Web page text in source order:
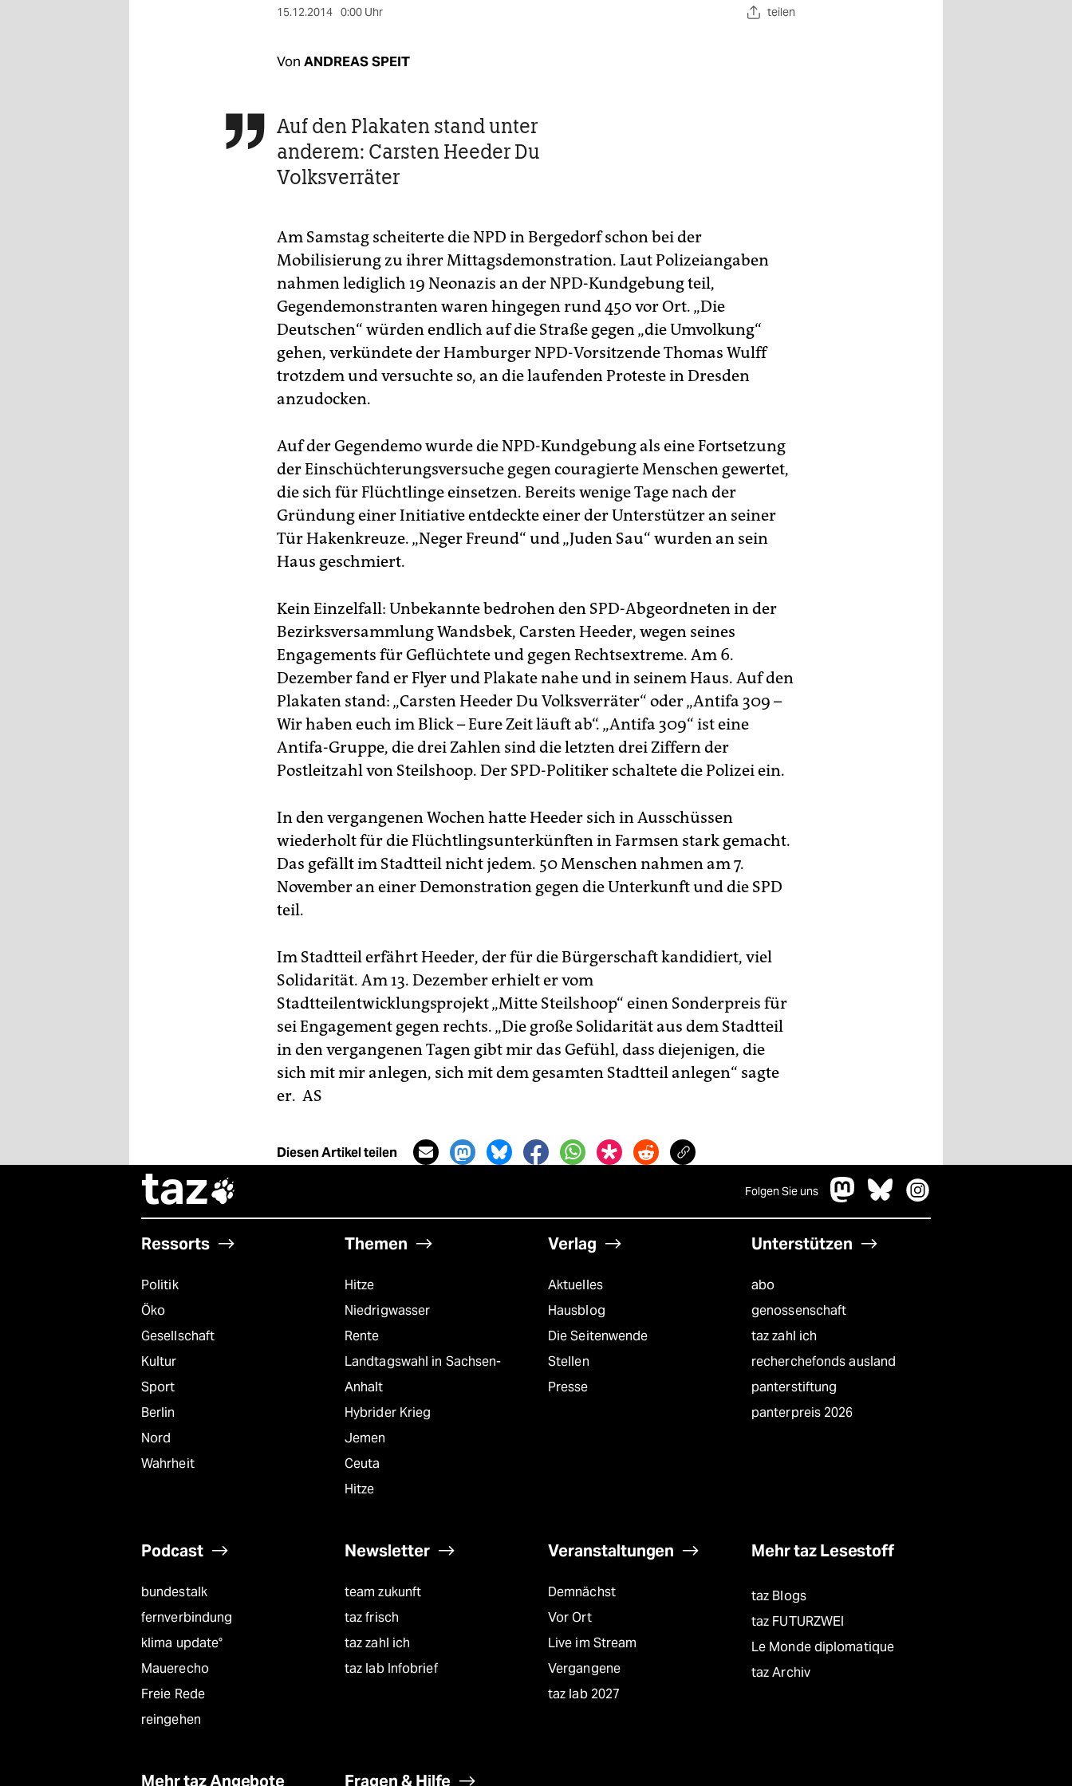
15.12.2014 0:00 Uhr teilen
Von ANDREAS SPEIT
 Auf den Plakaten stand unter
anderem: Carsten Heeder Du
Volksverräter
Am Samstag scheiterte die NPD in Bergedorf schon bei der
Mobilisierung zu ihrer Mittagsdemonstration. Laut Polizeiangaben
nahmen lediglich 19 Neonazis an der NPD-Kundgebung teil,
Gegendemonstranten waren hingegen rund 450 vor Ort. „Die
Deutschen“ würden endlich auf die Straße gegen „die Umvolkung“
gehen, verkündete der Hamburger NPD-Vorsitzende Thomas Wulff
trotzdem und versuchte so, an die laufenden Proteste in Dresden
anzudocken.
Auf der Gegendemo wurde die NPD-Kundgebung als eine Fortsetzung
der Einschüchterungsversuche gegen couragierte Menschen gewertet,
die sich für Flüchtlinge einsetzen. Bereits wenige Tage nach der
Gründung einer Initiative entdeckte einer der Unterstützer an seiner
Tür Hakenkreuze. „Neger Freund“ und „Juden Sau“ wurden an sein
Haus geschmiert.
Kein Einzelfall: Unbekannte bedrohen den SPD-Abgeordneten in der
Bezirksversammlung Wandsbek, Carsten Heeder, wegen seines
Engagements für Geflüchtete und gegen Rechtsextreme. Am 6.
Dezember fand er Flyer und Plakate nahe und in seinem Haus. Auf den
Plakaten stand: „Carsten Heeder Du Volksverräter“ oder „Antifa 309 –
Wir haben euch im Blick – Eure Zeit läuft ab“. „Antifa 309“ ist eine
Antifa-Gruppe, die drei Zahlen sind die letzten drei Ziffern der
Postleitzahl von Steilshoop. Der SPD-Politiker schaltete die Polizei ein.
In den vergangenen Wochen hatte Heeder sich in Ausschüssen
wiederholt für die Flüchtlingsunterkünften in Farmsen stark gemacht.
Das gefällt im Stadtteil nicht jedem. 50 Menschen nahmen am 7.
November an einer Demonstration gegen die Unterkunft und die SPD
teil.
Im Stadtteil erfährt Heeder, der für die Bürgerschaft kandidiert, viel
Solidarität. Am 13. Dezember erhielt er vom
Stadtteilentwicklungsprojekt „Mitte Steilshoop“ einen Sonderpreis für
sei Engagement gegen rechts. „Die große Solidarität aus dem Stadtteil
in den vergangenen Tagen gibt mir das Gefühl, dass diejenigen, die
sich mit mir anlegen, sich mit dem gesamten Stadtteil anlegen“ sagte
er. AS
Diesen Artikel teilen
taz Folgen Sie uns
Ressorts
Politik
Öko
Gesellschaft
Kultur
Sport
Berlin
Nord
Wahrheit
Themen
Hitze
Niedrigwasser
Rente
Landtagswahl in Sachsen-
Anhalt
Hybrider Krieg
Jemen
Ceuta
Hitze
Verlag
Aktuelles
Hausblog
Die Seitenwende
Stellen
Presse
Unterstützen
abo
genossenschaft
taz zahl ich
recherchefonds ausland
panterstiftung
panterpreis 2026
Podcast
bundestalk
fernverbindung
klima update°
Mauerecho
Freie Rede
reingehen
Newsletter
team zukunft
taz frisch
taz zahl ich
taz lab Infobrief
Veranstaltungen
Demnächst
Vor Ort
Live im Stream
Vergangene
taz lab 2027
Mehr taz Lesestoff
taz Blogs
taz FUTURZWEI
Le Monde diplomatique
taz Archiv
Mehr taz Angebote Fragen & Hilfe